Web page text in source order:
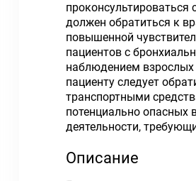
должен обратиться к
повышенной
пациентов с
наблюдением взрослых
пациенту следует
транспортными
потенциально опасных
деятельности,
Описание